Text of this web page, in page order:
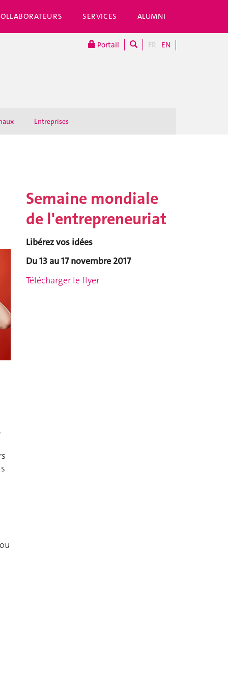
SERVICES ALUMNI
Portail FR EN
Entreprises
Semaine mondiale
de l'entrepreneuriat
Libérez vos idées
Du 13 au 17 novembre 2017
Télécharger le flyer